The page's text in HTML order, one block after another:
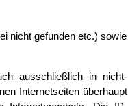
nicht gefunden etc.) sowie
ausschließlich in nicht-
Internetseiten überhaupt